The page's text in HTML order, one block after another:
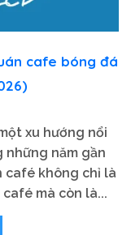
cafe bóng đá
xu hướng nổi
năm gần
café không chỉ là
mà còn là...